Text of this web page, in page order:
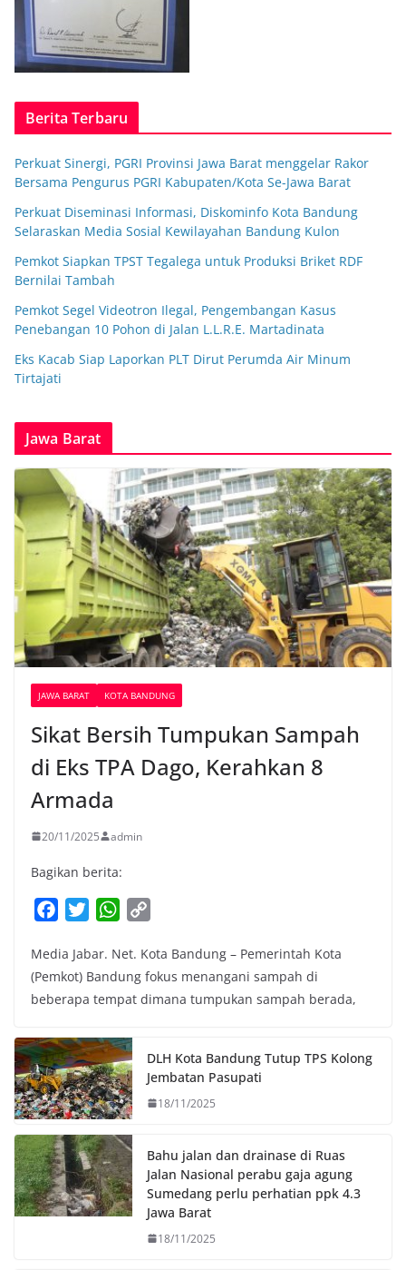
Berita Terbaru
Perkuat Sinergi, PGRI Provinsi Jawa Barat menggelar Rakor
Bersama Pengurus PGRI Kabupaten/Kota Se-Jawa Barat
Perkuat Diseminasi Informasi, Diskominfo Kota Bandung
Selaraskan Media Sosial Kewilayahan Bandung Kulon
Pemkot Siapkan TPST Tegalega untuk Produksi Briket RDF
Bernilai Tambah
Pemkot Segel Videotron Ilegal, Pengembangan Kasus
Penebangan 10 Pohon di Jalan L.L.R.E. Martadinata
Eks Kacab Siap Laporkan PLT Dirut Perumda Air Minum
Tirtajati
Jawa Barat
JAWA BARAT KOTA BANDUNG
Sikat Bersih Tumpukan Sampah
di Eks TPA Dago, Kerahkan 8
Armada
20/11/2025 admin
Bagikan berita:
c
e
b
o
k
i
t
t
r
W
a
t
s
p
p
p
y
L
n
k
Media Jabar. Net. Kota Bandung – Pemerintah Kota
(Pemkot) Bandung fokus menangani sampah di
beberapa tempat dimana tumpukan sampah berada,
DLH Kota Bandung Tutup TPS Kolong
Jembatan Pasupati
18/11/2025
Bahu jalan dan drainase di Ruas
Jalan Nasional perabu gaja agung
Sumedang perlu perhatian ppk 4.3
Jawa Barat
18/11/2025